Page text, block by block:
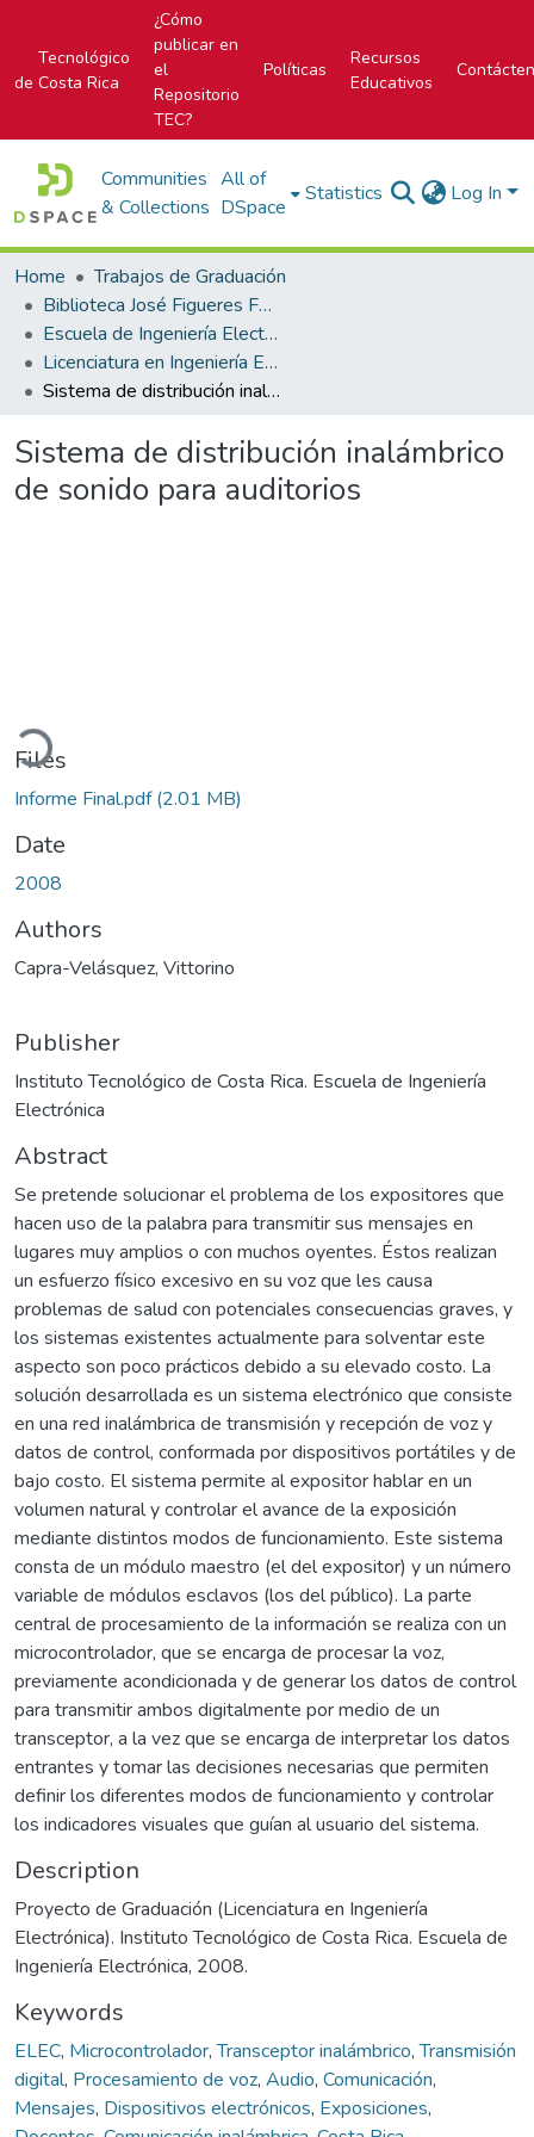
Tecnológico
de Costa Rica
¿Cómo
publicar en
el
Repositorio
TEC?
Políticas
Recursos
Educativos
Communities
& Collections
All of
DSpace
Statistics Log In
Home
Trabajos de Graduación
Biblioteca José Figueres Ferrer
Escuela de Ingeniería Electrónica
Licenciatura en Ingeniería Electrónica
Sistema de distribución inalámbrico de sonido para auditorios
Sistema de distribución inalámbrico
de sonido para auditorios
Files
Informe Final.pdf(2.01 MB)
Date
2008
Authors
Capra-Velásquez, Vittorino
Publisher
Instituto Tecnológico de Costa Rica. Escuela de Ingeniería
Electrónica
Abstract
Se pretende solucionar el problema de los expositores que
hacen uso de la palabra para transmitir sus mensajes en
lugares muy amplios o con muchos oyentes. Éstos realizan
un esfuerzo físico excesivo en su voz que les causa
problemas de salud con potenciales consecuencias graves, y
los sistemas existentes actualmente para solventar este
aspecto son poco prácticos debido a su elevado costo. La
solución desarrollada es un sistema electrónico que consiste
en una red inalámbrica de transmisión y recepción de voz y
datos de control, conformada por dispositivos portátiles y de
bajo costo. El sistema permite al expositor hablar en un
volumen natural y controlar el avance de la exposición
mediante distintos modos de funcionamiento. Este sistema
consta de un módulo maestro (el del expositor) y un número
variable de módulos esclavos (los del público). La parte
central de procesamiento de la información se realiza con un
microcontrolador, que se encarga de procesar la voz,
previamente acondicionada y de generar los datos de control
para transmitir ambos digitalmente por medio de un
transceptor, a la vez que se encarga de interpretar los datos
entrantes y tomar las decisiones necesarias que permiten
definir los diferentes modos de funcionamiento y controlar
los indicadores visuales que guían al usuario del sistema.
Description
Proyecto de Graduación (Licenciatura en Ingeniería
Electrónica). Instituto Tecnológico de Costa Rica. Escuela de
Ingeniería Electrónica, 2008.
Keywords
ELEC, Microcontrolador,Transceptor inalámbrico,Transmisión
digital, Procesamiento de voz, Audio, Comunicación,
Mensajes, Dispositivos electrónicos, Exposiciones,